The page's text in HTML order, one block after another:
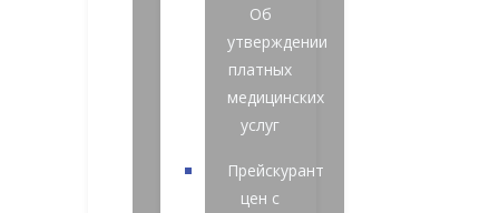
Об
утверждении
платных
медицинских
услуг
Прейскурант
цен с